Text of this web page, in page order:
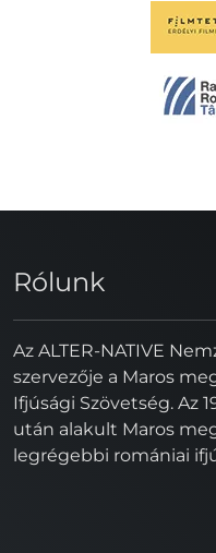
Rólunk
Az ALTER-NATIVE
szervezője a Maros
Ifjúsági Szövetség. Az
után alakult Maros
legrégebbi romániai